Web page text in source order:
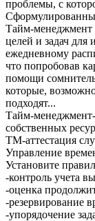
проблемы, с
Тайм-менеджмент
целей и задач для
ежедневному
что попробовав
помощи
которые,
подходят...
Тайм-менеджмент-
собственных
ТМ-аттестация
Управление
Установите
-контроль учета
-оценка
-резервирование
-упорядочение